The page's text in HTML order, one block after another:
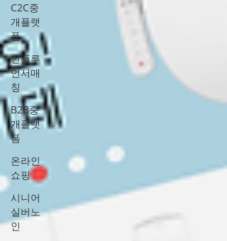
C2C중
개플랫
폼
인플루
언서매
칭
B2B중
개플랫
폼
온라인
쇼핑
시니어
실버노
인